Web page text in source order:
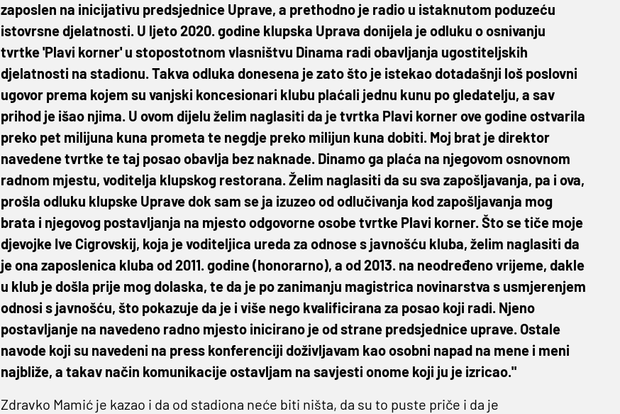
zaposlen na inicijativu predsjednice Uprave, a prethodno je radio u istaknutom poduzeću
istovrsne djelatnosti. U ljeto 2020. godine klupska Uprava donijela je odluku o osnivanju
tvrtke 'Plavi korner' u stopostotnom vlasništvu Dinama radi obavljanja ugostiteljskih
djelatnosti na stadionu. Takva odluka donesena je zato što je istekao dotadašnji loš poslovni
ugovor prema kojem su vanjski koncesionari klubu plaćali jednu kunu po gledatelju, a sav
prihod je išao njima. U ovom dijelu želim naglasiti da je tvrtka Plavi korner ove godine ostvarila
preko pet milijuna kuna prometa te negdje preko milijun kuna dobiti. Moj brat je direktor
navedene tvrtke te taj posao obavlja bez naknade. Dinamo ga plaća na njegovom osnovnom
radnom mjestu, voditelja klupskog restorana. Želim naglasiti da su sva zapošljavanja, pa i ova,
prošla odluku klupske Uprave dok sam se ja izuzeo od odlučivanja kod zapošljavanja mog
brata i njegovog postavljanja na mjesto odgovorne osobe tvrtke Plavi korner. Što se tiče moje
djevojke Ive Cigrovskij, koja je voditeljica ureda za odnose s javnošću kluba, želim naglasiti da
je ona zaposlenica kluba od 2011. godine (honorarno), a od 2013. na neodređeno vrijeme, dakle
u klub je došla prije mog dolaska, te da je po zanimanju magistrica novinarstva s usmjerenjem
odnosi s javnošću, što pokazuje da je i više nego kvalificirana za posao koji radi. Njeno
postavljanje na navedeno radno mjesto inicirano je od strane predsjednice uprave. Ostale
navode koji su navedeni na press konferenciji doživljavam kao osobni napad na mene i meni
najbliže, a takav način komunikacije ostavljam na savjesti onome koji ju je izricao."
Zdravko Mamić je kazao i da od stadiona neće biti ništa, da su to puste priče i da je